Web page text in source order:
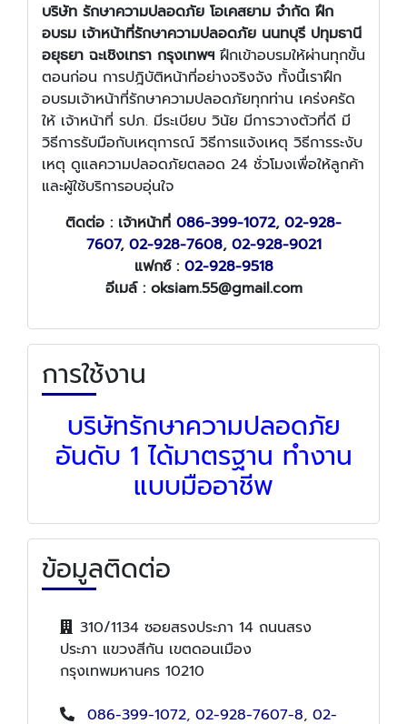
บริษัท รักษาความปลอดภัย โอเคสยาม จำกัด ฝึก
อบรม เจ้าหน้าที่รักษาความปลอดภัย นนทบุรี ปทุมธานี
อยุธยา ฉะเชิงเทรา กรุงเทพฯ ฝึกเข้าอบรมให้ผ่านทุกขั้น
ตอนก่อน การปฎิบัติหน้าที่อย่างจริงจัง ทั้งนี้เราฝึก
อบรมเจ้าหน้าที่รักษาความปลอดภัยทุกท่าน เคร่งครัด
ให้ เจ้าหน้าที่ รปภ. มีระเบียบ วินัย มีการวางตัวที่ดี มี
วิธีการรับมือกับเหตุการณ์ วิธีการแจ้งเหตุ วิธีการระงับ
เหตุ ดูแลความปลอดภัยตลอด 24 ชั่วโมงเพื่อให้ลูกค้า
และผู้ใช้บริการอบอุ่นใจ
ติดต่อ : เจ้าหน้าที่ 086-399-1072, 02-928-
7607, 02-928-7608, 02-928-9021
แฟกซ์ : 02-928-9518
อีเมล์ : oksiam.55@gmail.com
การใช้งาน
บริษัทรักษาความปลอดภัย
อันดับ 1 ได้มาตรฐาน ทำงาน
แบบมืออาชีพ
ข้อมูลติดต่อ
310/1134 ซอยสรงประภา 14 ถนนสรง
ประภา แขวงสีกัน เขตดอนเมือง
กรุงเทพมหานคร 10210
086-399-1072, 02-928-7607-8, 02-